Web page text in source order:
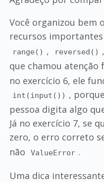
Você organizou bem
recursos
range() , reversed() ,
que chamou atenção
no exercício 6, ele
int(input()) ,
pessoa digita algo
Já no exercício 7, se
zero, o erro correto
não
ValueError .
Uma dica